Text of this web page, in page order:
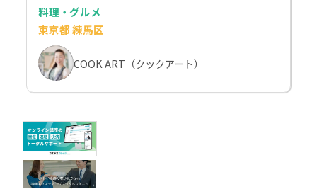
料理・グルメ
東京都 練馬区
COOK ART（クックアート）